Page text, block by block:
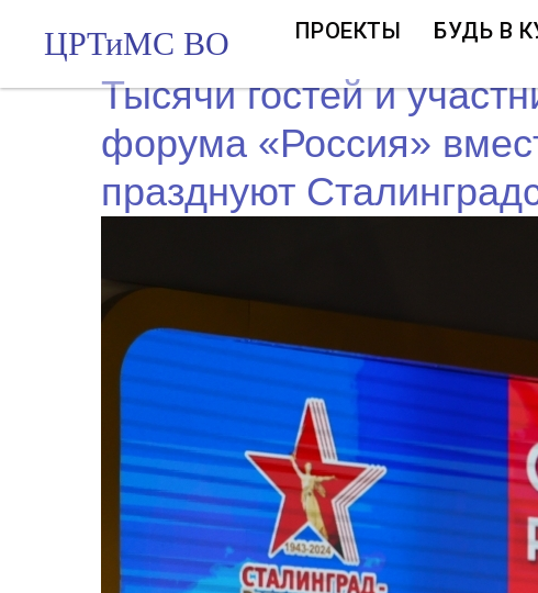
ЦРТиМС ВО ПРОЕКТЫ БУДЬ В
Тысячи гостей и
форума «Россия»
празднуют